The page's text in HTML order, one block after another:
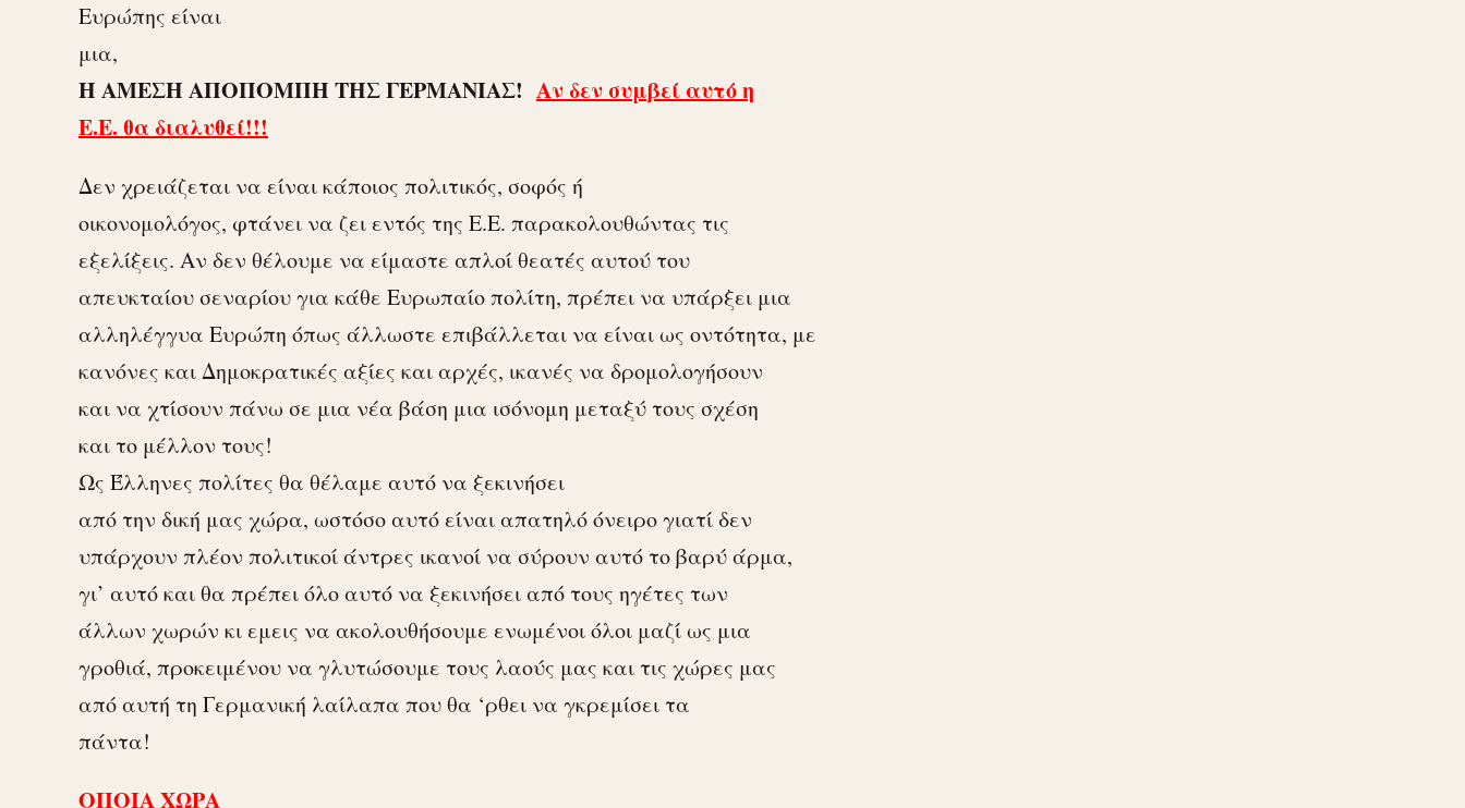
Ευρώπης είναι
μια,
Η ΑΜΕΣΗ ΑΠΟΠΟΜΠΗ ΤΗΣ ΓΕΡΜΑΝΙΑΣ! Αν δεν συμβεί αυτό η
Ε.Ε. θα διαλυθεί!!!
Δεν χρειάζεται να είναι κάποιος πολιτικός, σοφός ή
οικονομολόγος, φτάνει να ζει εντός της Ε.Ε. παρακολουθώντας τις
εξελίξεις. Αν δεν θέλουμε να είμαστε απλοί θεατές αυτού του
απευκταίου σεναρίου για κάθε Ευρωπαίο πολίτη, πρέπει να υπάρξει μια
αλληλέγγυα Ευρώπη όπως άλλωστε επιβάλλεται να είναι ως οντότητα, με
κανόνες και Δημοκρατικές αξίες και αρχές, ικανές να δρομολογήσουν
και να χτίσουν πάνω σε μια νέα βάση μια ισόνομη μεταξύ τους σχέση
και το μέλλον τους!
Ως Έλληνες πολίτες θα θέλαμε αυτό να ξεκινήσει
από την δική μας χώρα, ωστόσο αυτό είναι απατηλό όνειρο γιατί δεν
υπάρχουν πλέον πολιτικοί άντρες ικανοί να σύρουν αυτό το βαρύ άρμα,
γι’ αυτό και θα πρέπει όλο αυτό να ξεκινήσει από τους ηγέτες των
άλλων χωρών κι εμεις να ακολουθήσουμε ενωμένοι όλοι μαζί ως μια
γροθιά, προκειμένου να γλυτώσουμε τους λαούς μας και τις χώρες μας
από αυτή τη Γερμανική λαίλαπα που θα ‘ρθει να γκρεμίσει τα
πάντα!
ΟΠΟΙΑ ΧΩΡΑ